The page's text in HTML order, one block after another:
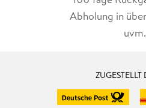
Abholung in
uvm.